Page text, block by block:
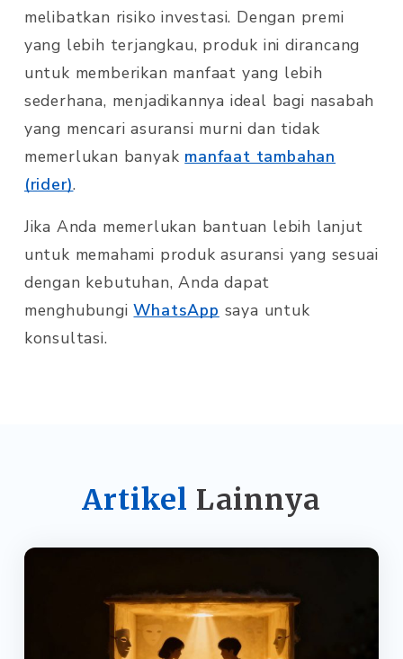
melibatkan risiko investasi. Dengan premi
yang lebih terjangkau, produk ini dirancang
untuk memberikan manfaat yang lebih
sederhana, menjadikannya ideal bagi nasabah
yang mencari asuransi murni dan tidak
memerlukan banyak manfaat tambahan
(rider).
Jika Anda memerlukan bantuan lebih lanjut
untuk memahami produk asuransi yang sesuai
dengan kebutuhan, Anda dapat
menghubungiWhatsApp saya untuk
konsultasi.
Artikel Lainnya